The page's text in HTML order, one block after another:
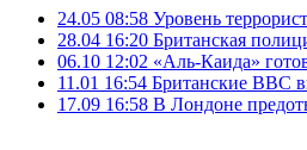
24.05 08:58 Уровень
28.04 16:20 Британская
06.10 12:02 «Аль-Каида»
11.01 16:54 Британские ВВС
17.09 16:58 В Лондоне